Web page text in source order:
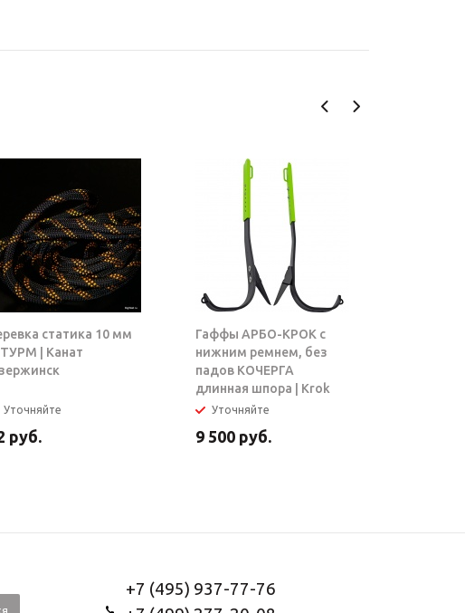
статика 10 мм
| Канат
Уточняйте
руб.
Гаффы АРБО-КРОК с
нижним ремнем, без
падов КОЧЕРГА
длинная шпора | Krok
Уточняйте
9 500 руб.
+7 (495) 937-77-76